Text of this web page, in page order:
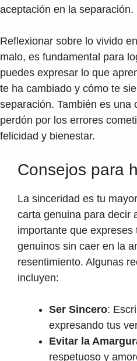
aceptación en la separación.
Reflexionar sobre lo vivido
malo, es fundamental para
puedes expresar lo que
te ha cambiado y cómo te
separación. También es una
perdón por los errores
felicidad y bienestar.
Consejos para
La sinceridad es tu
carta genuina para decir
importante que expreses
genuinos sin caer en la
resentimiento. Algunas
incluyen:
Ser Sincero:
expresando tus
Evitar la
respetuoso y